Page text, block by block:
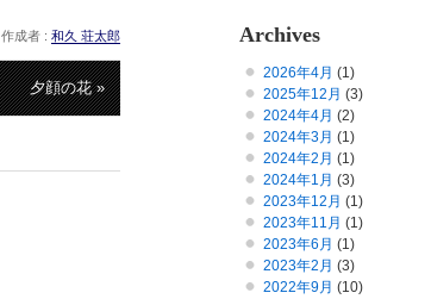
作成者 : 和久 荘太郎
夕顔の花 »
Archives
2026年4月 (1)
2025年12月 (3)
2024年4月 (2)
2024年3月 (1)
2024年2月 (1)
2024年1月 (3)
2023年12月 (1)
2023年11月 (1)
2023年6月 (1)
2023年2月 (3)
2022年9月 (10)